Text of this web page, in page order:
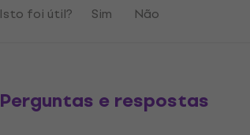
Isto foi útil?
Sim Não
Perguntas e respostas